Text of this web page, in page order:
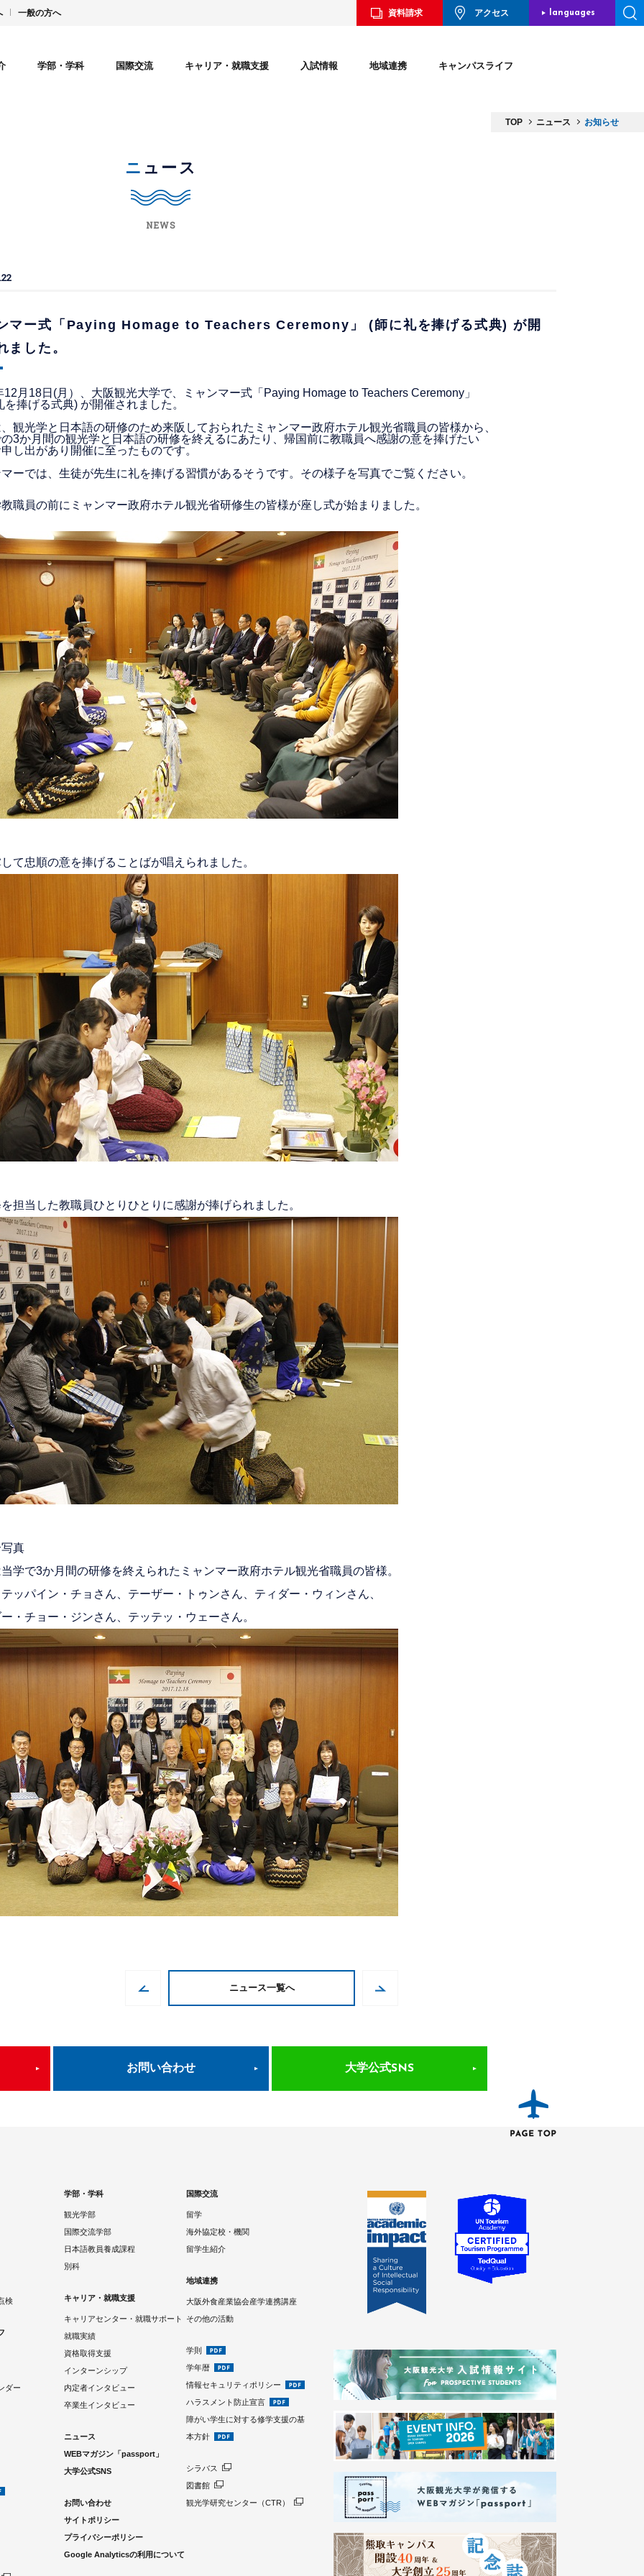
一般の方へ 資料請求 アクセス languages
学部・学科 国際交流 キャリア・就職支援 入試情報 地域連携 キャンパスライフ
TOP ニュース お知らせ
ニュース
NEWS
マー式「Paying Homage to Teachers Ceremony」 (師に礼を捧げる式典) が開
ました。
12月18日(月）、大阪観光大学で、ミャンマー式「Paying Homage to Teachers Ceremony」
を捧げる式典) が開催されました。
観光学と日本語の研修のため来阪しておられたミャンマー政府ホテル観光省職員の皆様から、
3か月間の観光学と日本語の研修を終えるにあたり、帰国前に教職員へ感謝の意を捧げたい
し出があり開催に至ったものです。
ーでは、生徒が先生に礼を捧げる習慣があるそうです。その様子を写真でご覧ください。
職員の前にミャンマー政府ホテル観光省研修生の皆様が座し式が始まりました。
て忠順の意を捧げることばが唱えられました。
担当した教職員ひとりひとりに感謝が捧げられました。
真
学で3か月間の研修を終えられたミャンマー政府ホテル観光省職員の皆様。
ッパイン・チョさん、テーザー・トゥンさん、ティダー・ウィンさん、
・チョー・ジンさん、テッテッ・ウェーさん。
ニュース一覧へ
お問い合わせ 大学公式SNS
検
ダー
学部・学科
観光学部
国際交流学部
日本語教員養成課程
別科
キャリア・就職支援
キャリアセンター・就職サポート
就職実績
資格取得支援
インターンシップ
内定者インタビュー
卒業生インタビュー
ニュース
WEBマガジン「passport」
大学公式SNS
お問い合わせ
サイトポリシー
プライバシーポリシー
Google Analyticsの利用について
国際交流
留学
海外協定校・機関
留学生紹介
地域連携
大阪外食産業協会産学連携講座
その他の活動
学則
学年暦
情報セキュリティポリシー
ハラスメント防止宣言
障がい学生に対する修学支援の基
本方針
シラバス
図書館
観光学研究センター（CTR）